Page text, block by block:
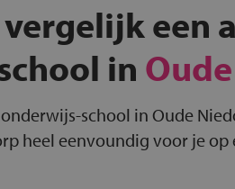
een
in
school in Oude
heel eenvoundig voor je